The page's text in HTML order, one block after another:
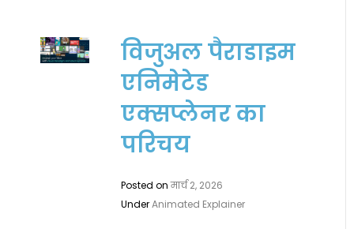
विजुअल पैराडाइम
एनिमेटेड
एक्सप्लेनर का
परिचय
Posted onमार्च 2, 2026
UnderAnimated Explainer